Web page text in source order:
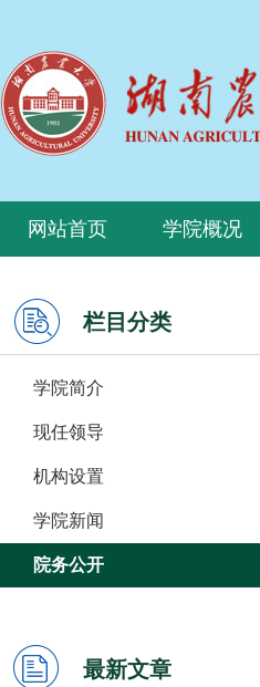
网站首页 学院概况
栏目分类
学院简介
现任领导
机构设置
学院新闻
院务公开
最新文章